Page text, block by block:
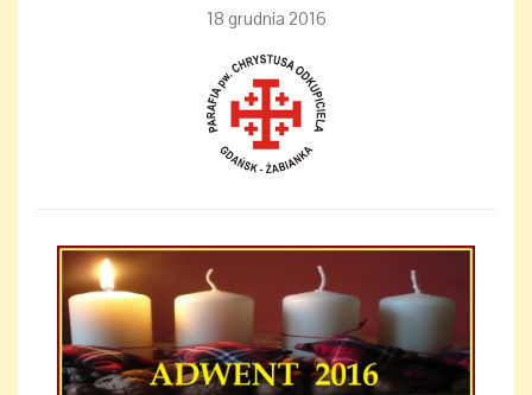
18 grudnia 2016